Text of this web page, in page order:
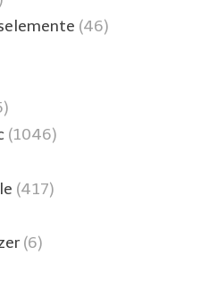
(46)
(1046)
(417)
(6)